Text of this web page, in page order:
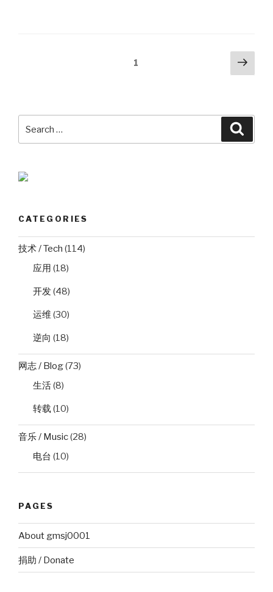
1
Next
for:
CATEGORIES
技术 / Tech (114)
应用 (18)
开发(48)
运维 (30)
逆向 (18)
网志 / Blog(73)
生活(8)
转载 (10)
音乐 / Music(28)
电台 (10)
PAGES
About gmsj0001
捐助 / Donate